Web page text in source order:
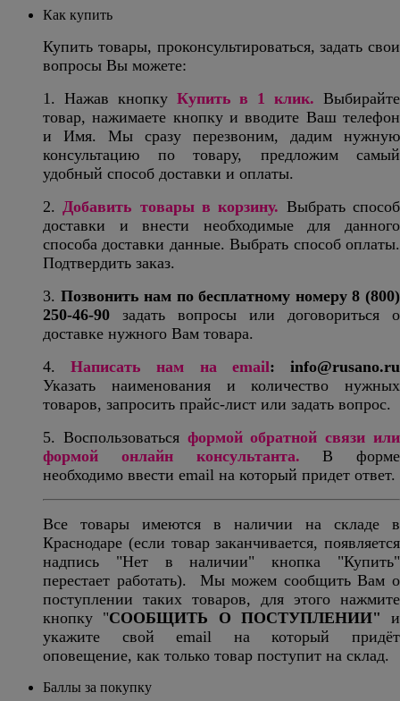
Как купить
Купить товары, проконсультироваться, задать свои
вопросы Вы можете:
1. Нажав кнопку Купить в 1 клик. Выбирайте
товар, нажимаете кнопку и вводите Ваш телефон
и Имя. Мы сразу перезвоним, дадим нужную
консультацию по товару, предложим самый
удобный способ доставки и оплаты.
2. Добавить товары в корзину. Выбрать способ
доставки и внести необходимые для данного
способа доставки данные. Выбрать способ оплаты.
Подтвердить заказ.
3. Позвонить нам по бесплатному номеру 8 (800)
250-46-90 задать вопросы или договориться о
доставке нужного Вам товара.
4.Написать нам на email:info@rusano.ru
Указать наименования и количество нужных
товаров, запросить прайс-лист или задать вопрос.
5. Воспользоваться формой обратной связи или
формой онлайн консультанта.В форме
необходимо ввести email на который придет ответ.
Все товары имеются в наличии на складе в
Краснодаре (если товар заканчивается, появляется
надпись "Нет в наличии" кнопка "Купить"
перестает работать). Мы можем сообщить Вам о
поступлении таких товаров, для этого нажмите
кнопку "СООБЩИТЬ О ПОСТУПЛЕНИИ" и
укажите свой email на который придёт
оповещение, как только товар поступит на склад.
Баллы за покупку